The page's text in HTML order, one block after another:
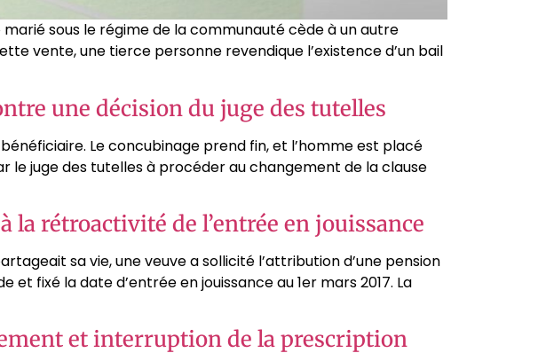
marié sous le régime de la communauté cède à un autre
vente, une tierce personne revendique l’existence d’un bail
une décision du juge des tutelles
Le concubinage prend fin, et l’homme est placé
le juge des tutelles à procéder au changement de la clause
rétroactivité de l’entrée en jouissance
sa vie, une veuve a sollicité l’attribution d’une pension
fixé la date d’entrée en jouissance au 1er mars 2017. La
et interruption de la prescription